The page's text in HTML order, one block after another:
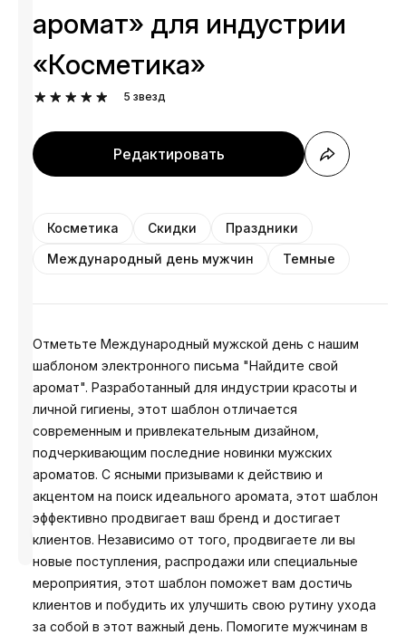
Разработано
Анастасия
аромат» для индустрии
«Косметика»
5 звезд
Редактировать
Косметика Скидки
Праздники
Международный день мужчин
Темные
Отметьте Международный мужской день с нашим
шаблоном электронного письма "Найдите свой
аромат". Разработанный для индустрии красоты и
личной гигиены, этот шаблон отличается
современным и привлекательным дизайном,
подчеркивающим последние новинки мужских
ароматов. С ясными призывами к действию и
акцентом на поиск идеального аромата, этот шаблон
эффективно продвигает ваш бренд и достигает
клиентов. Независимо от того, продвигаете ли вы
новые поступления, распродажи или специальные
мероприятия, этот шаблон поможет вам достичь
клиентов и побудить их улучшить свою рутину ухода
за собой в этот важный день. Помогите мужчинам в